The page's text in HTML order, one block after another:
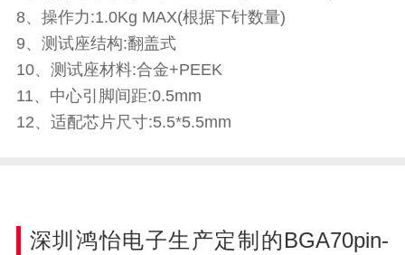
8、操作力:1.0Kg MAX(根据下针数量)
9、测试座结构:翻盖式
10、测试座材料:合金+PEEK
11、中心引脚间距:0.5mm
12、适配芯片尺寸:5.5*5.5mm
深圳鸿怡电子生产定制的BGA70pin-